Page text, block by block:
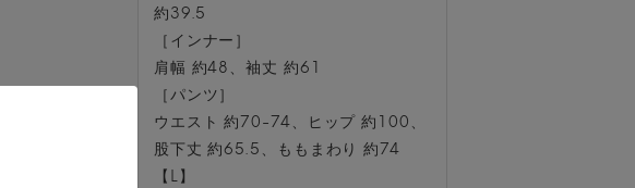
約39.5
［インナー］
肩幅 約48、袖丈 約61
［パンツ］
ウエスト 約70-74、ヒップ 約100、
股下丈 約65.5、ももまわり 約74
【L】